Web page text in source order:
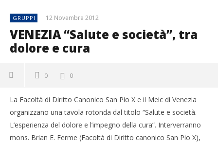
GRUPPI 12 Novembre 2012
VENEZIA “Salute e società”, tra
dolore e cura
0 0
La Facoltà di Diritto Canonico San Pio X e il Meic di Venezia
organizzano una tavola rotonda dal titolo “Salute e società.
L’esperienza del dolore e l’impegno della cura”. Interverranno
mons. Brian E. Ferme (Facoltà di Diritto canonico San Pio X),